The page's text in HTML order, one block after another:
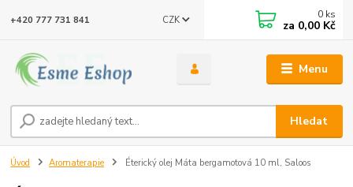
Menu
CZK
Hledat
+420 777 731 841 0 ks
za 0,00 Kč
Úvod Aromaterapie Éterický olej Máta bergamotová 10 ml, Saloos